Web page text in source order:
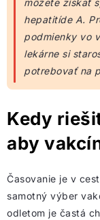
môžete získať
hepatitíde A.
podmienky vo
lekárne si
potrebovať na
Kedy
aby
Časovanie je v
samotný výber
odletom je častá